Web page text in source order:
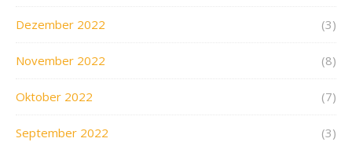
Dezember 2022 (3)
November 2022 (8)
Oktober 2022 (7)
September 2022 (3)